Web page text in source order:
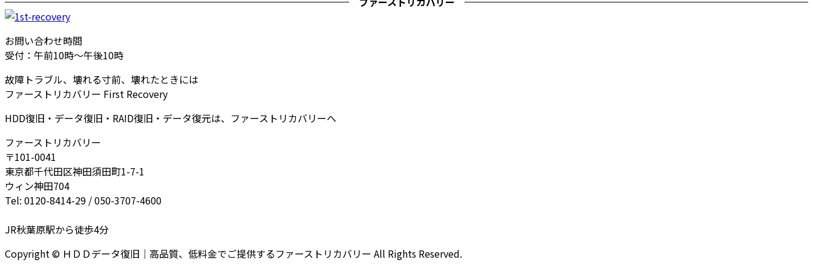
お問い合わせ時間
受付：午前10時～午後10時
故障トラブル、壊れる寸前、壊れたときには
ファーストリカバリー First Recovery
HDD復旧・データ復旧・RAID復旧・データ復元は、ファーストリカバリーへ
ファーストリカバリー
〒101-0041
東京都千代田区神田須田町1-7-1
ウィン神田704
Tel: 0120-8414-29 / 050-3707-4600
JR秋葉原駅から徒歩4分
Copyright © ＨＤＤデータ復旧｜高品質、低料金でご提供するファーストリカバリー All Rights Reserved.